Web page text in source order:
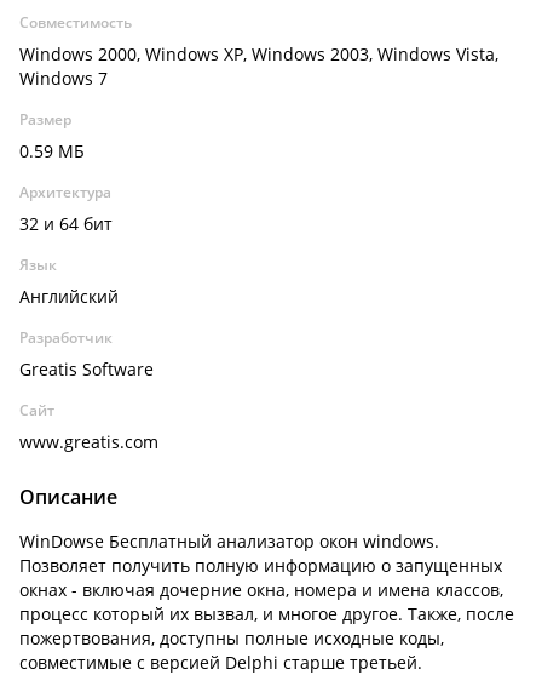
Совместимость
Windows 2000, Windows XP, Windows 2003, Windows Vista,
Windows 7
Размер
0.59 МБ
Архитектура
32 и 64 бит
Язык
Английский
Разработчик
Greatis Software
Сайт
www.greatis.com
Описание
WinDowse Бесплатный анализатор окон windows.
Позволяет получить полную информацию о запущенных
окнах - включая дочерние окна, номера и имена классов,
процесс который их вызвал, и многое другое. Также, после
пожертвования, доступны полные исходные коды,
совместимые с версией Delphi старше третьей.